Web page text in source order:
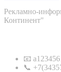
Рекламно-
Континент"
📧
📞